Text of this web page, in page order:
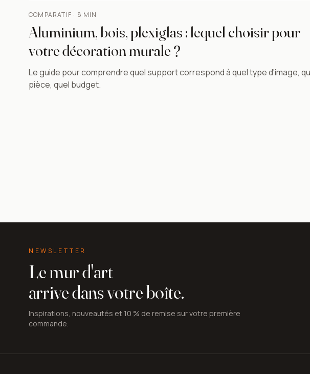
COMPARATIF · 8 MIN
Aluminium, bois, plexiglas : lequel choisir pour
votre décoration murale ?
Le guide pour comprendre quel support correspond à quel type d'image,
pièce, quel budget.
NEWSLETTER
Le mur d'art
arrive dans votre boîte.
Inspirations, nouveautés et 10 % de remise sur votre première
commande.